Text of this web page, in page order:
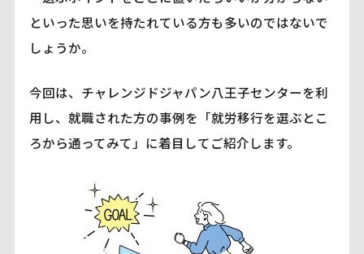
といった思いを持たれている方も多いのではないで
しょうか。
今回は、チャレンジドジャパン八王子センターを利
用し、就職された方の事例を「就労移行を選ぶとこ
ろから通ってみて」に着目してご紹介します。